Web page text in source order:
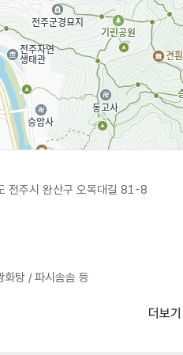
전주시 완산구 오목대길 81-8
화탕 / 파시솜솜 등
더보기